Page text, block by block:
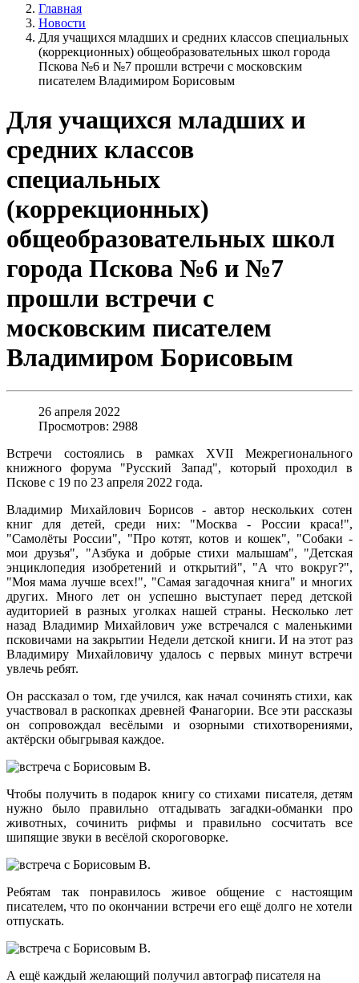
Главная
Новости
Для учащихся младших и средних классов специальных
(коррекционных) общеобразовательных школ города
Пскова №6 и №7 прошли встречи с московским
писателем Владимиром Борисовым
Для учащихся младших и
средних классов
специальных
(коррекционных)
общеобразовательных школ
города Пскова №6 и №7
прошли встречи с
московским писателем
Владимиром Борисовым
26 апреля 2022
Просмотров: 2988
Встречи состоялись в рамках XVII Межрегионального
книжного форума "Русский Запад", который проходил в
Пскове с 19 по 23 апреля 2022 года.
Владимир Михайлович Борисов - автор нескольких сотен
книг для детей, среди них: "Москва - России краса!",
"Самолёты России", "Про котят, котов и кошек", "Собаки -
мои друзья", "Азбука и добрые стихи малышам", "Детская
энциклопедия изобретений и открытий", "А что вокруг?",
"Моя мама лучше всех!", "Самая загадочная книга" и многих
других. Много лет он успешно выступает перед детской
аудиторией в разных уголках нашей страны. Несколько лет
назад Владимир Михайлович уже встречался с маленькими
псковичами на закрытии Недели детской книги. И на этот раз
Владимиру Михайловичу удалось с первых минут встречи
увлечь ребят.
Он рассказал о том, где учился, как начал сочинять стихи, как
участвовал в раскопках древней Фанагории. Все эти рассказы
он сопровождал весёлыми и озорными стихотворениями,
актёрски обыгрывая каждое.
Чтобы получить в подарок книгу со стихами писателя, детям
нужно было правильно отгадывать загадки-обманки про
животных, сочинить рифмы и правильно сосчитать все
шипящие звуки в весёлой скороговорке.
Ребятам так понравилось живое общение с настоящим
писателем, что по окончании встречи его ещё долго не хотели
отпускать.
А ещё каждый желающий получил автограф писателя на